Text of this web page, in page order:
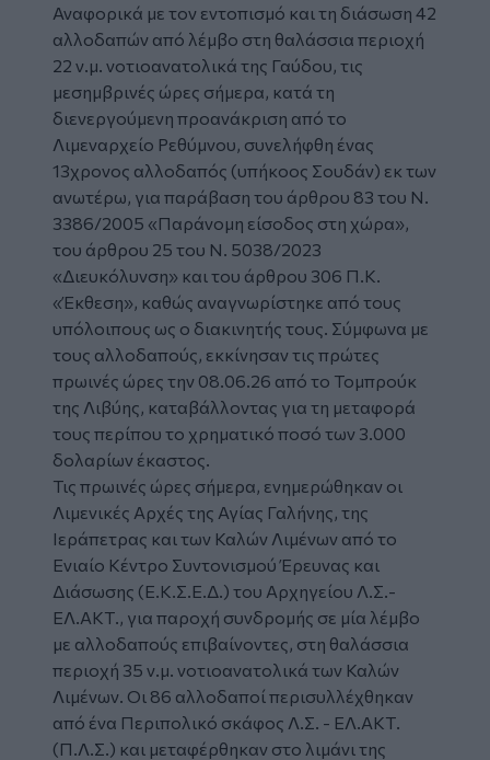
Αναφορικά με τον εντοπισμό και τη διάσωση 42
αλλοδαπών από λέμβο στη θαλάσσια περιοχή
22 ν.μ. νοτιοανατολικά της Γαύδου, τις
μεσημβρινές ώρες σήμερα, κατά τη
διενεργούμενη προανάκριση από το
Λιμεναρχείο Ρεθύμνου, συνελήφθη ένας
13χρονος αλλοδαπός (υπήκοος Σουδάν) εκ των
ανωτέρω, για παράβαση του άρθρου 83 του Ν.
3386/2005 «Παράνομη είσοδος στη χώρα»,
του άρθρου 25 του Ν. 5038/2023
«Διευκόλυνση» και του άρθρου 306 Π.Κ.
«Έκθεση», καθώς αναγνωρίστηκε από τους
υπόλοιπους ως ο διακινητής τους. Σύμφωνα με
τους αλλοδαπούς, εκκίνησαν τις πρώτες
πρωινές ώρες την 08.06.26 από το Τομπρούκ
της Λιβύης, καταβάλλοντας για τη μεταφορά
τους περίπου το χρηματικό ποσό των 3.000
δολαρίων έκαστος.
Τις πρωινές ώρες σήμερα, ενημερώθηκαν οι
Λιμενικές Αρχές της Αγίας Γαλήνης, της
Ιεράπετρας και των Καλών Λιμένων από το
Ενιαίο Κέντρο Συντονισμού Έρευνας και
Διάσωσης (Ε.Κ.Σ.Ε.Δ.) του Αρχηγείου Λ.Σ.-
ΕΛ.ΑΚΤ., για παροχή συνδρομής σε μία λέμβο
με αλλοδαπούς επιβαίνοντες, στη θαλάσσια
περιοχή 35 ν.μ. νοτιοανατολικά των Καλών
Λιμένων. Οι 86 αλλοδαποί περισυλλέχθηκαν
από ένα Περιπολικό σκάφος Λ.Σ. - ΕΛ.ΑΚΤ.
(Π.Λ.Σ.) και μεταφέρθηκαν στο λιμάνι της